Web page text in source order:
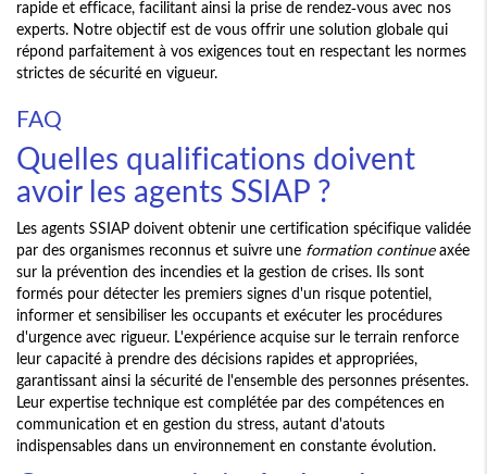
rapide et efficace, facilitant ainsi la prise de rendez-vous avec nos
experts. Notre objectif est de vous offrir une solution globale qui
répond parfaitement à vos exigences tout en respectant les normes
strictes de sécurité en vigueur.
FAQ
Quelles qualifications doivent
avoir les agents SSIAP ?
Les agents SSIAP doivent obtenir une certification spécifique validée
par des organismes reconnus et suivre une formation continueaxée
sur la prévention des incendies et la gestion de crises. Ils sont
formés pour détecter les premiers signes d'un risque potentiel,
informer et sensibiliser les occupants et exécuter les procédures
d'urgence avec rigueur. L'expérience acquise sur le terrain renforce
leur capacité à prendre des décisions rapides et appropriées,
garantissant ainsi la sécurité de l'ensemble des personnes présentes.
Leur expertise technique est complétée par des compétences en
communication et en gestion du stress, autant d'atouts
indispensables dans un environnement en constante évolution.